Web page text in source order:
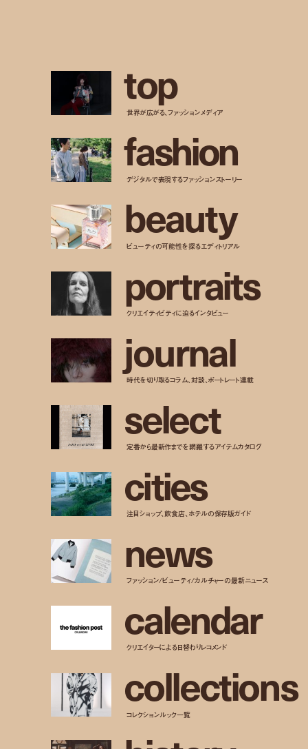
top
世界が広がる、ファッションメディア
fashion
デジタルで表現するファッションストーリー
beauty
ビューティの可能性を探るエディトリアル
portraits
クリエイティビティに迫るインタビュー
journal
時代を切り取るコラム、対談、ポートレート連載
select
定番から最新作までを網羅するアイテムカタログ
cities
注目ショップ、飲食店、ホテルの保存版ガイド
news
ファッション/ビューティ/カルチャーの最新ニュース
calendar
クリエイターによる日替わりレコメンド
collections
コレクションルック一覧